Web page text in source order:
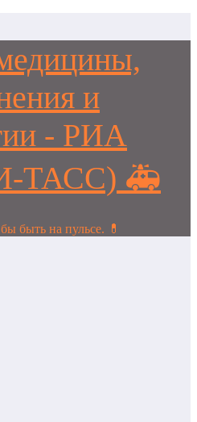
и
- РИА
ТАСС) 🚑
быть на пульсе. 💊